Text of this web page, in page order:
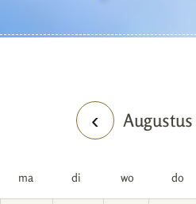
‹ Augustus
ma di wo do